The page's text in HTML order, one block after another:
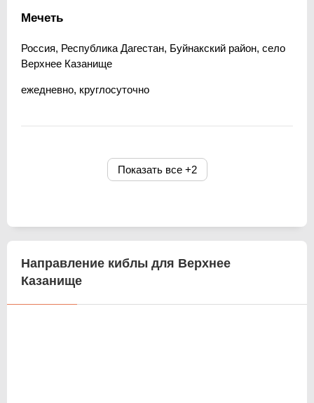
Мечеть
Россия, Республика Дагестан, Буйнакский район, село
Верхнее Казанище
ежедневно, круглосуточно
Показать все +2
Направление киблы для Верхнее
Казанище